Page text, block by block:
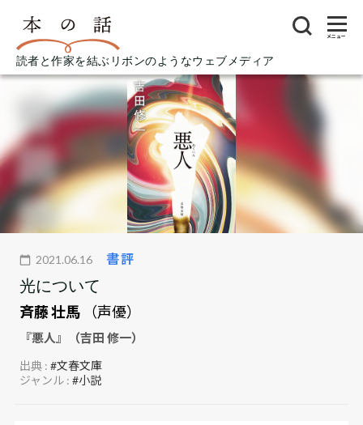
読者と作家を結ぶリボンのようなウェブメディア
メニュー
2021.06.16 書評
光について
斉藤 壮馬
（声優）
『悪人』（吉田 修一）
出典 :#文春文庫
ジャンル :#小説